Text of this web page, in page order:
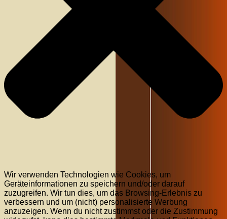
Wir verwenden Technologien wie Cookies, um
Geräteinformationen zu speichern und/oder darauf
zuzugreifen. Wir tun dies, um das Browsing-Erlebnis zu
verbessern und um (nicht) personalisierte Werbung
anzuzeigen. Wenn du nicht zustimmst oder die Zustimmung